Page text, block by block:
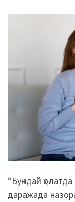
“Бундай
даражада